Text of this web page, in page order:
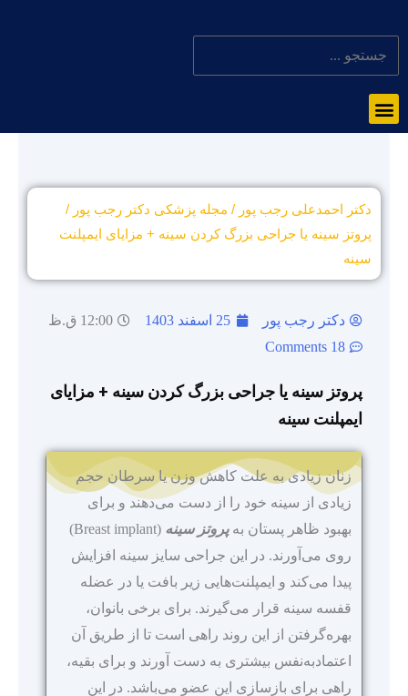
دکتر احمدعلی رجب پور / مجله پزشکی دکتر رجب پور /
پروتز سینه یا جراحی بزرگ کردن سینه + مزایای ایمپلنت
سینه
دکتر رجب پور 25 اسفند 1403
12:00 ق.ظ
18 Comments
پروتز سینه یا جراحی بزرگ کردن سینه + مزایای
ایمپلنت سینه
زنان زیادی به علت کاهش وزن یا سرطان حجم
زیادی از سینه خود را از دست می‌دهند و برای
بهبود ظاهر پستان بهپروتز سینه
(Breast implant)
روی می‌آورند. در این جراحی سایز سینه افزایش
پیدا می‌کند و ایمپلنت‌هایی زیر بافت یا در عضله
قفسه سینه قرار می‌گیرند. برای برخی بانوان،
بهره‌گرفتن از این روند راهی است تا از طریق آن
اعتمادبه‌نفس بیشتری به دست آورند و برای بقیه،
راهی برای بازسازی این عضو می‌باشد. در این